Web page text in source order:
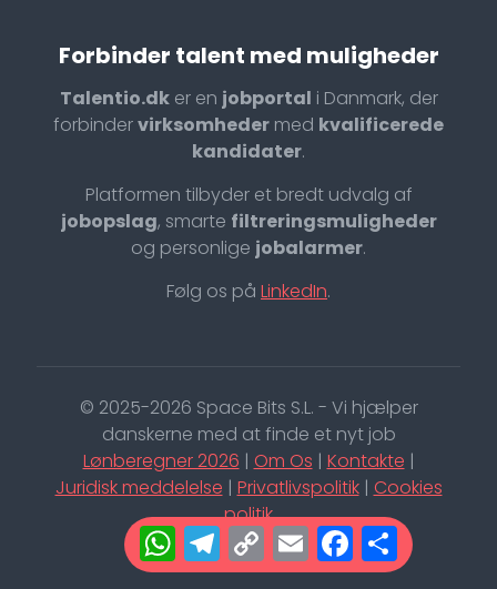
WhatsApp
Telegram
Copy
Link
Email
Forbinder talent med muligheder
Talentio.dker en jobportal i Danmark, der
forbindervirksomheder med kvalificerede
kandidater.
Platformen tilbyder et bredt udvalg af
jobopslag, smarte filtreringsmuligheder
og personlige jobalarmer.
Følg os på LinkedIn.
© 2025-2026 Space Bits S.L. - Vi hjælper
danskerne med at finde et nyt job
Lønberegner 2026 | Om Os | Kontakte |
Juridisk meddelelse | Privatlivspolitik| Cookies
politik